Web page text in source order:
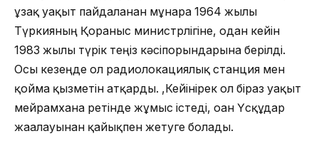
ұзақ уақыт пайдаланған мұнара 1964 жылы
Түркияның Қорғаныс министрлігіне, одан кейін
1983 жылы түрік теңіз кәсіпорындарына берілді.
Осы кезеңде ол радиолокациялық станция мен
қойма қызметін атқарды. ,Кейінірек ол біраз уақыт
мейрамхана ретінде жұмыс істеді, оған Үсқұдар
жағалауынан қайықпен жетуге болады.